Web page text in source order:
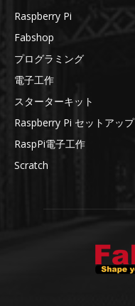
Raspberry Pi
Fabshop
プログラミング
電子工作
スターターキット
Raspberry Pi セットアップ
RaspPi電子工作
Scratch